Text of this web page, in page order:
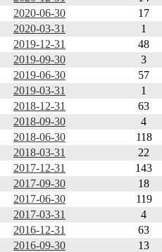
2020-06-30
17
2020-03-31
1
2019-12-31
48
2019-09-30
3
2019-06-30
57
2019-03-31
1
2018-12-31
63
2018-09-30
4
2018-06-30
118
2018-03-31
22
2017-12-31
143
2017-09-30
18
2017-06-30
119
2017-03-31
4
2016-12-31
63
2016-09-30
13